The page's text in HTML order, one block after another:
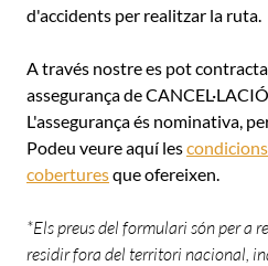
d'accidents per realitzar la ruta.
A través nostre es pot
assegurança de
L'assegurança és nominativa,
Podeu veure aquí les
coberturesque ofereixen.
*Els preus del formulari són per a
residir fora del territori nacional,